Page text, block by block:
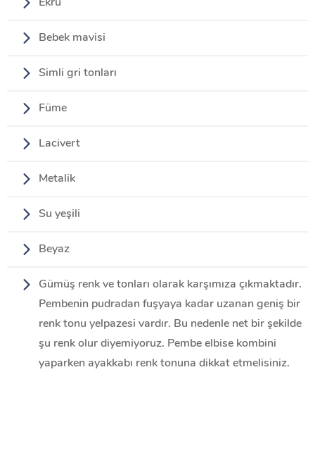
Ekru
Bebek mavisi
Simli gri tonları
Füme
Lacivert
Metalik
Su yeşili
Beyaz
Gümüş renk ve tonları olarak karşımıza çıkmaktadır.
Pembenin pudradan fuşyaya kadar uzanan geniş bir
renk tonu yelpazesi vardır. Bu nedenle net bir şekilde
şu renk olur diyemiyoruz. Pembe elbise kombini
yaparken ayakkabı renk tonuna dikkat etmelisiniz.